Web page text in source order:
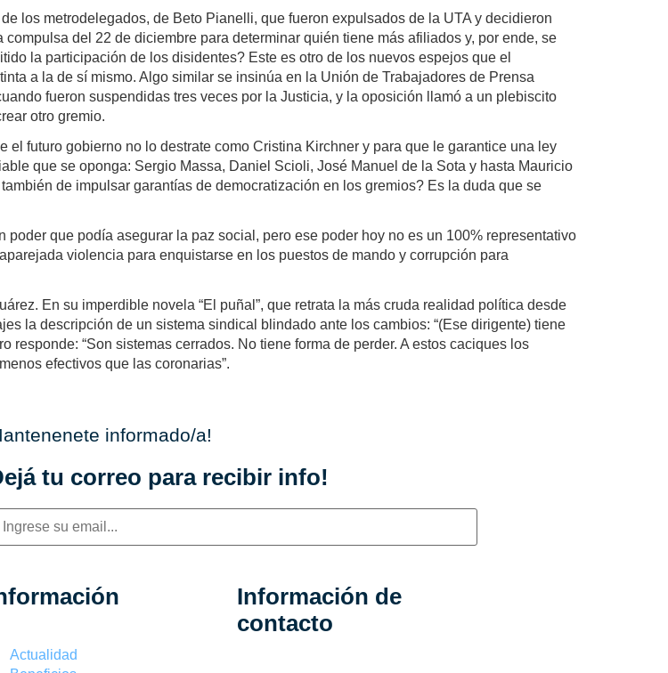
los metrodelegados, de Beto Pianelli, que fueron expulsados de la UTA y decidieron
del 22 de diciembre para determinar quién tiene más afiliados y, por ende, se
la participación de los disidentes? Este es otro de los nuevos espejos que el
a la de sí mismo. Algo similar se insinúa en la Unión de Trabajadores de Prensa
fueron suspendidas tres veces por la Justicia, y la oposición llamó a un plebiscito
otro gremio.
futuro gobierno no lo destrate como Cristina Kirchner y para que le garantice una ley
que se oponga: Sergio Massa, Daniel Scioli, José Manuel de la Sota y hasta Mauricio
de impulsar garantías de democratización en los gremios? Es la duda que se
que podía asegurar la paz social, pero ese poder hoy no es un 100% representativo
violencia para enquistarse en los puestos de mando y corrupción para
En su imperdible novela “El puñal”, que retrata la más cruda realidad política desde
la descripción de un sistema sindical blindado ante los cambios: “(Ese dirigente) tiene
responde: “Son sistemas cerrados. No tiene forma de perder. A estos caciques los
efectivos que las coronarias”.
informado/a!
tu correo para recibir info!
Actualidad
Información de
contacto